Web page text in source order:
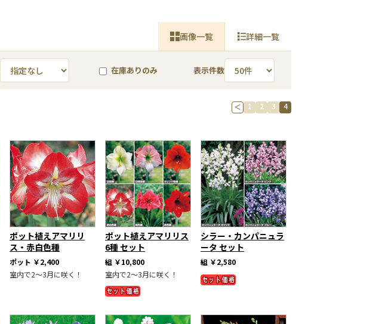
画像一覧 詳細一覧
在庫ありのみ 表示件数
＜ 1 2 3 4
ポット植えアマリリ
ス・赤白色種
ポット ￥2,400
室内で2～3月に咲く！
ポット植えアマリリス
6種 セット
組 ￥10,800
室内で2～3月に咲く！
シラー・カンパニュラ
ータ セット
組 ￥2,580